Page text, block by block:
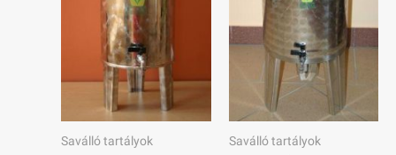
Saválló tartályok Saválló tartályok